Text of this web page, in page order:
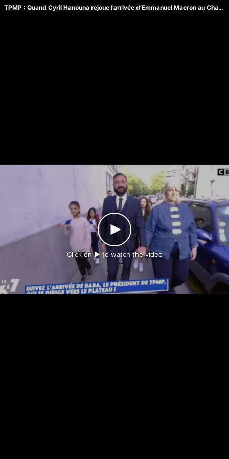
Click on ► to watch the video
TPMP : Quand Cyril Hanouna rejoue l’arrivée d’Emmanuel Macron au Champ-de-Mars